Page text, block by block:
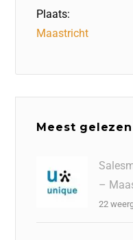
Plaats:
Maastricht
Meest gelezen
–
22